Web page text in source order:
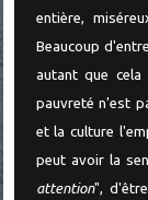
entière,
Beaucoup
autant que
pauvreté n'est
et la culture
peut avoir la
attention",